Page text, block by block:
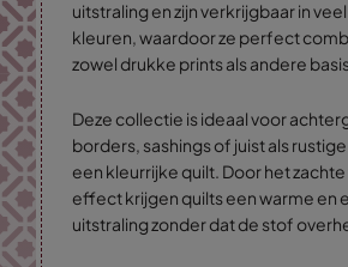
uitstraling en zijn verkrijgbaar in
kleuren, waardoor ze perfect
zowel drukke prints als andere
Deze collectie is ideaal voor
borders, sashings of juist als
een kleurrijke quilt. Door het
effect krijgen quilts een warme en
uitstraling zonder dat de stof